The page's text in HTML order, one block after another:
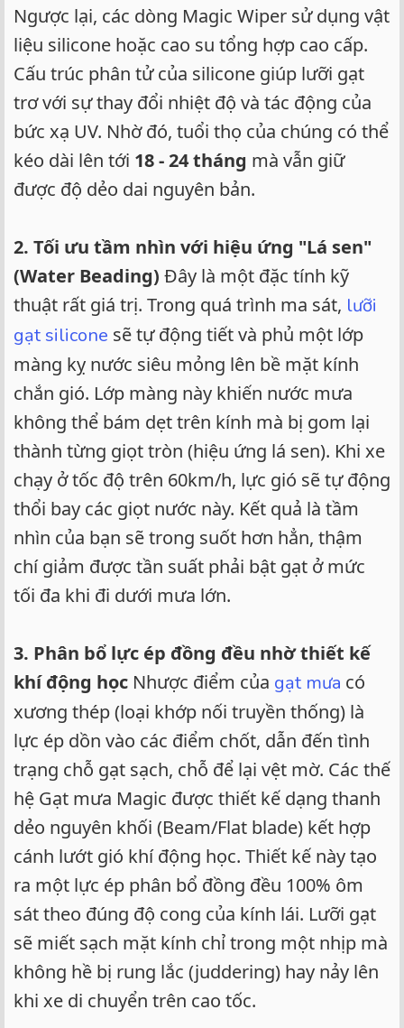
Ngược lại, các dòng Magic Wiper sử dụng vật
liệu silicone hoặc cao su tổng hợp cao cấp.
Cấu trúc phân tử của silicone giúp lưỡi gạt
trơ với sự thay đổi nhiệt độ và tác động của
bức xạ UV. Nhờ đó, tuổi thọ của chúng có thể
kéo dài lên tới 18 - 24 tháng mà vẫn giữ
được độ dẻo dai nguyên bản.
2. Tối ưu tầm nhìn với hiệu ứng "Lá sen"
(Water Beading) Đây là một đặc tính kỹ
thuật rất giá trị. Trong quá trình ma sát, lưỡi
gạt silicone sẽ tự động tiết và phủ một lớp
màng kỵ nước siêu mỏng lên bề mặt kính
chắn gió. Lớp màng này khiến nước mưa
không thể bám dẹt trên kính mà bị gom lại
thành từng giọt tròn (hiệu ứng lá sen). Khi xe
chạy ở tốc độ trên 60km/h, lực gió sẽ tự động
thổi bay các giọt nước này. Kết quả là tầm
nhìn của bạn sẽ trong suốt hơn hẳn, thậm
chí giảm được tần suất phải bật gạt ở mức
tối đa khi đi dưới mưa lớn.
3. Phân bổ lực ép đồng đều nhờ thiết kế
khí động học Nhược điểm của gạt mưa có
xương thép (loại khớp nối truyền thống) là
lực ép dồn vào các điểm chốt, dẫn đến tình
trạng chỗ gạt sạch, chỗ để lại vệt mờ. Các thế
hệ Gạt mưa Magic được thiết kế dạng thanh
dẻo nguyên khối (Beam/Flat blade) kết hợp
cánh lướt gió khí động học. Thiết kế này tạo
ra một lực ép phân bổ đồng đều 100% ôm
sát theo đúng độ cong của kính lái. Lưỡi gạt
sẽ miết sạch mặt kính chỉ trong một nhịp mà
không hề bị rung lắc (juddering) hay nảy lên
khi xe di chuyển trên cao tốc.